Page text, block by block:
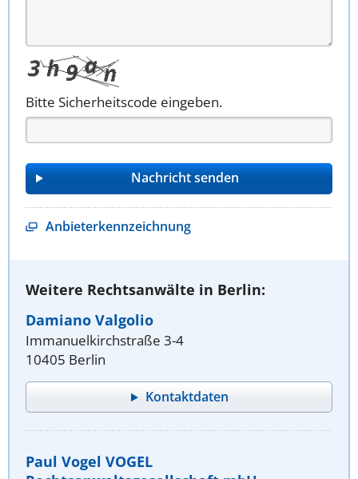
Bitte Sicherheitscode eingeben.
Anbieterkennzeichnung
Weitere Rechtsanwälte in Berlin:
Damiano Valgolio
Immanuelkirchstraße 3-4
10405 Berlin
Kontaktdaten
Paul Vogel VOGEL